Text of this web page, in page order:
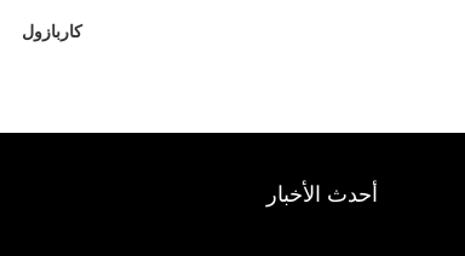
كاربازول
أحدث الأخبار